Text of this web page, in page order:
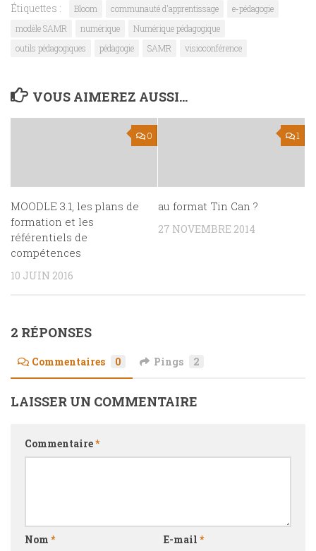
Étiquettes : Bloom communauté d'apprentissage
e-pédagogie
modèle SAMR
numérique
Numérique pédagogique
outils pédagogiques
pédagogie SAMR visioconférence
VOUS AIMEREZ AUSSI...
0
MOODLE 3.1, les plans de
formation et les
référentiels de
compétences
10 JUIN 2016
1
au format Tin Can ?
27 NOVEMBRE 2014
2 RÉPONSES
Commentaires 0 Pings 2
LAISSER UN COMMENTAIRE
Commentaire*
Nom * E-mail *